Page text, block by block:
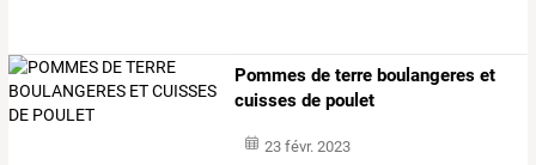
Pommes de terre boulangeres et
cuisses de poulet
23 févr. 2023